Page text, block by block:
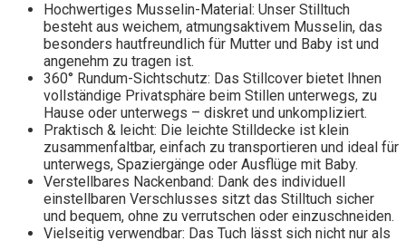
Hochwertiges Musselin-Material: Unser Stilltuch
besteht aus weichem, atmungsaktivem Musselin, das
besonders hautfreundlich für Mutter und Baby ist und
angenehm zu tragen ist.
360° Rundum-Sichtschutz: Das Stillcover bietet Ihnen
vollständige Privatsphäre beim Stillen unterwegs, zu
Hause oder unterwegs – diskret und unkompliziert.
Praktisch & leicht: Die leichte Stilldecke ist klein
zusammenfaltbar, einfach zu transportieren und ideal für
unterwegs, Spaziergänge oder Ausflüge mit Baby.
Verstellbares Nackenband: Dank des individuell
einstellbaren Verschlusses sitzt das Stilltuch sicher
und bequem, ohne zu verrutschen oder einzuschneiden.
Vielseitig verwendbar: Das Tuch lässt sich nicht nur als